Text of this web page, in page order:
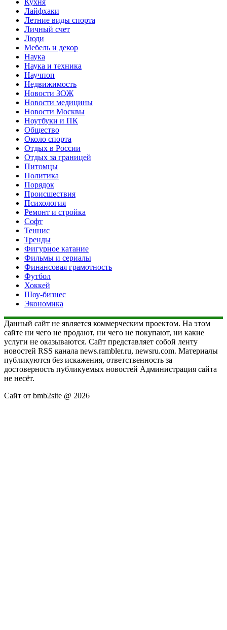
Лайфхаки
Летние виды спорта
Личный счет
Люди
Мебель и декор
Наука
Наука и техника
Научпоп
Недвижимость
Новости ЗОЖ
Новости медицины
Новости Москвы
Ноутбуки и ПК
Общество
Около спорта
Отдых в России
Отдых за границей
Питомцы
Политика
Порядок
Происшествия
Психология
Ремонт и стройка
Софт
Теннис
Тренды
Фигурное катание
Фильмы и сериалы
Финансовая грамотность
Футбол
Хоккей
Шоу-бизнес
Экономика
Данный сайт не является коммерческим проектом. На этом
сайте ни чего не продают, ни чего не покупают, ни какие
услуги не оказываются. Сайт представляет собой ленту
новостей RSS канала news.rambler.ru, newsru.com. Материалы
публикуются без искажения, ответственность за
достоверность публикуемых новостей Администрация сайта
не несёт.
Сайт от bmb2site @ 2026